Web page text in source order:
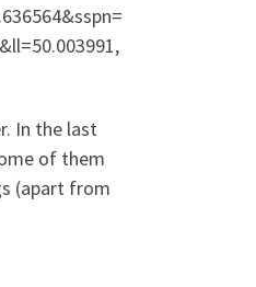
In the last
of them
(apart from